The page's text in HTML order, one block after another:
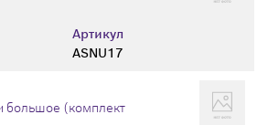
Артикул
ASNU17
большое (комплект